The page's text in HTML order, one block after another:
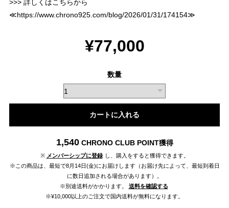
>>> 詳しくはこちらから
≪https://www.chrono925.com/blog/2026/01/31/174154≫
¥77,000
数量
カートに入れる
1,540 CHRONO CLUB POINT獲得
※ メンバーシップに登録 し、購入をすると獲得できます。
※この商品は、最短で8月14日(金)にお届けします（お届け先によって、最短到着日
に数日追加される場合があります）。
※別途送料がかかります。
送料を確認する
※¥10,000以上のご注文で国内送料が無料になります。